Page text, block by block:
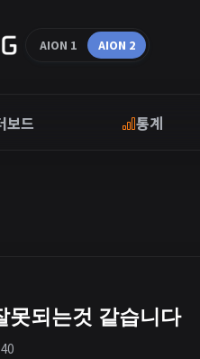
AION 1 AION 2
보드 통계
못되는것 같습니다